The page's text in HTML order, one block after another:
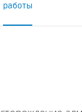
работы